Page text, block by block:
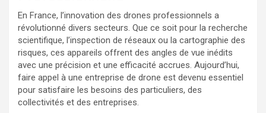
En France, l’innovation des drones professionnels a
révolutionné divers secteurs. Que ce soit pour la recherche
scientifique, l’inspection de réseaux ou la cartographie des
risques, ces appareils offrent des angles de vue inédits
avec une précision et une efficacité accrues. Aujourd’hui,
faire appel à une entreprise de drone est devenu essentiel
pour satisfaire les besoins des particuliers, des
collectivités et des entreprises.